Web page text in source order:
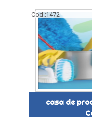
Cod.:1472
casa de